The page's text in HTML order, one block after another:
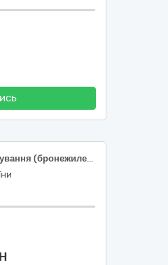
Індивідуальне обмундирування (бронежилети 4 класу захисту) (4 лоти)